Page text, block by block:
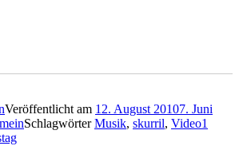
Veröffentlicht am 12. August 20107. Juni
SchlagwörterMusik, skurril, Video1